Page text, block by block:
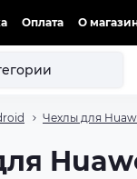
Оплата О
Чехлы для